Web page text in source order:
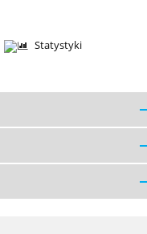
Statystyki